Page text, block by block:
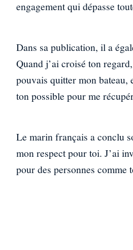
engagement qui dépasse
Dans sa publication, il a
Quand j’ai croisé ton
pouvais quitter mon bateau,
ton possible pour me
Le marin français a conclu
mon respect pour toi. J’ai
pour des personnes comme